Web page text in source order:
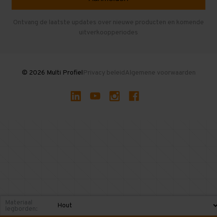
Gebruikte entresolvloeren
Ontvang de laatste updates over nieuwe producten en komende
uitverkoopperiodes
© 2026 Multi ProfielPrivacy beleidAlgemene voorwaarden
Materiaal
legborden: